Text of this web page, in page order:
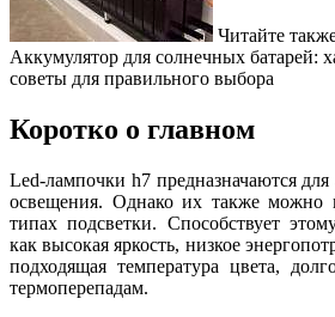
Читайте
Аккумулятор для солнечных батарей:
советы для правильного выбора
Коротко о главном
Led-лампочки h7 предназначаются
освещения. Однако их также можно
типах подсветки. Способствует
как высокая яркость, низкое
подходящая температура цвета,
термоперепадам.